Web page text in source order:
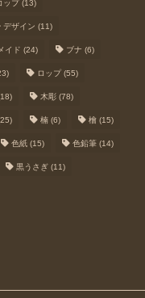
ップ(13)
デザイン (11)
イド (24) ブナ (6)
ロップ(55)
木彫 (78)
楠 (6) 檜 (15)
色紙 (15) 色鉛筆 (14)
黒うさぎ (11)